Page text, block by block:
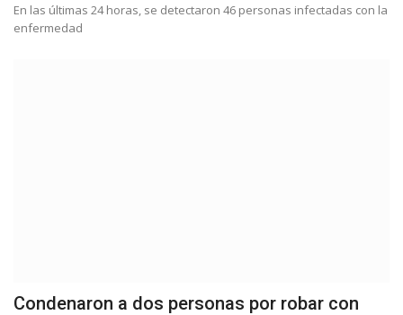
En las últimas 24 horas, se detectaron 46 personas infectadas con la
enfermedad
Condenaron a dos personas por robar con